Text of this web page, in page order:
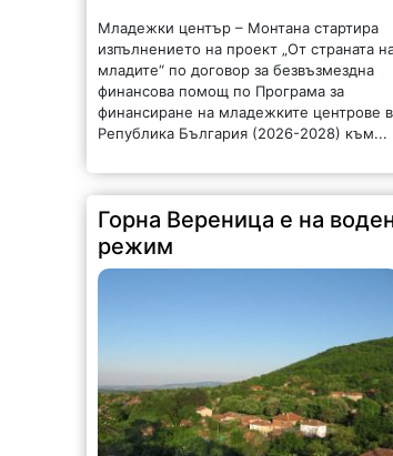
Младежки център – Монтана стартира
изпълнението на проект „От страната
младите“ по договор за безвъзмездна
финансова помощ по Програма за
финансиране на младежките центрове в
Република България (2026-2028) към...
Горна Вереница е на
режим